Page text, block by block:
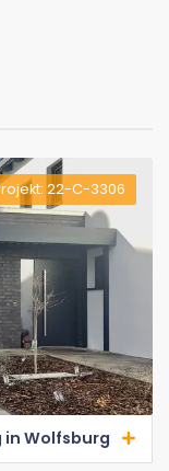
22-C-3306
Wolfsburg